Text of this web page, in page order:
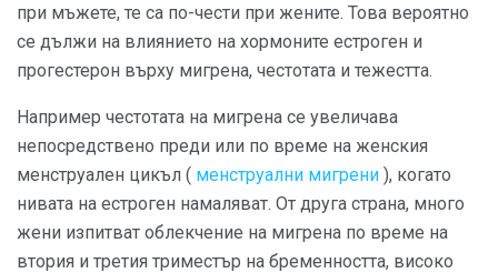
при мъжете, те са по-чести при жените. Това вероятно
се дължи на влиянието на хормоните естроген и
прогестерон върху мигрена, честотата и тежестта.
Например честотата на мигрена се увеличава
непосредствено преди или по време на женския
менструален цикъл ( менструални мигрени ), когато
нивата на естроген намаляват. От друга страна, много
жени изпитват облекчение на мигрена по време на
втория и третия триместър на бременността, високо